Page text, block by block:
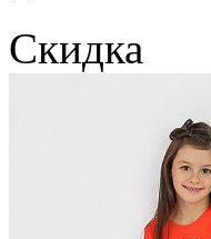
Скидка